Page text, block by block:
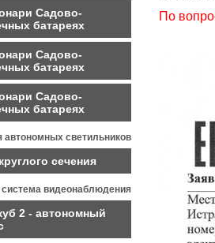
Садово-
батареях
Садово-
батареях
Садово-
батареях
светильников
сечения
видеонаблюдения
2 - автономный
По